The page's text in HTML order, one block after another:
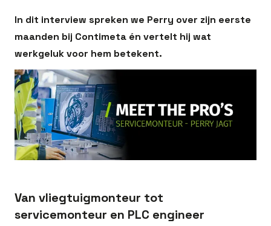
In dit interview spreken we Perry over zijn eerste
maanden bij Contimeta én vertelt hij wat
werkgeluk voor hem betekent.
Van vliegtuigmonteur tot
servicemonteur en PLC engineer